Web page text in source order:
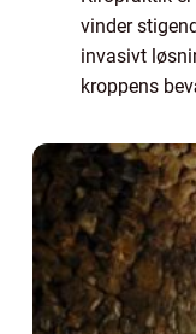
vinder
invasivt
kroppens
gavne